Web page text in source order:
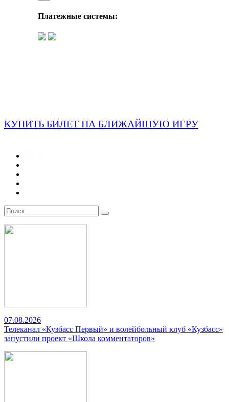
Платежные системы:
КУПИТЬ БИЛЕТ НА БЛИЖАЙШУЮ ИГРУ
07.08.2026
Телеканал «Кузбасс Первый» и волейбольный клуб «Кузбасс»
запустили проект «Школа комментаторов»